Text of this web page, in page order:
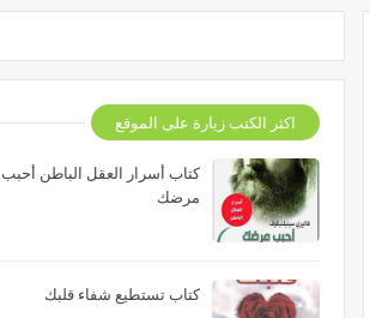
اكثر الكتب زيارة على الموقع
كتاب أسرار العقل الباطن أحبب
مرضك
كتاب تستطيع شفاء قلبك